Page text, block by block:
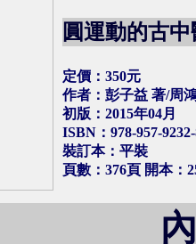
圓運動的古
定價：350元
作者：彭子益 著/周
初版：2015年04月
ISBN：978-957-
裝訂本：平裝
頁數：376頁 開本：